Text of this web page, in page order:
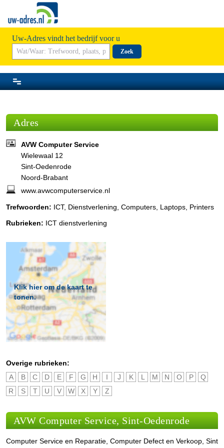
Uw-Adres vindt het bedrijf voor u
Zoek
Adres
AVW Computer Service
Wielewaal 12
Sint-Oedenrode
Noord-Brabant
www.avwcomputerservice.nl
Trefwoorden: ICT, Dienstverlening, Computers, Laptops, Printers
Rubrieken: ICT dienstverlening
Klik hier om de kaart te
tonen.
Overige rubrieken:
A
B C D E F G H I J K L M N O P
Q
R
S T U V W X Y Z
AVW Computer Service, Sint-Oedenrode
Computer Service en Reparatie, Computer Defect en Verkoop, Sint